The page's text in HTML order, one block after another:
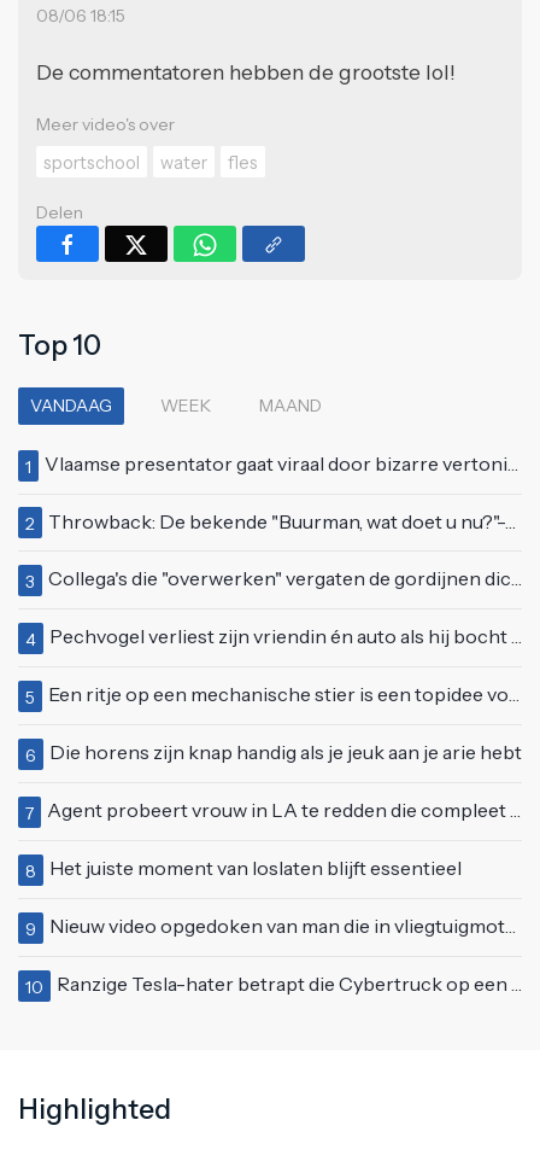
08/06 18:15
De commentatoren hebben de grootste lol!
Meer video's over
sportschool
water fles
Delen
Top 10
VANDAAG WEEK MAAND
1 Vlaamse presentator gaat viraal door bizarre vertoning op live televisie: "Helemaal stijf van de bloem"
2 Throwback: De bekende "Buurman, wat doet u nu?"-scène uit Flodder met Tatjana Šimić
3 Collega's die "overwerken" vergaten de gordijnen dicht te doen
4 Pechvogel verliest zijn vriendin én auto als hij bocht te scherp neemt
5 Een ritje op een mechanische stier is een topidee voor een eerste date
6 Die horens zijn knap handig als je jeuk aan je arie hebt
7 Agent probeert vrouw in LA te redden die compleet van het padje is
8 Het juiste moment van loslaten blijft essentieel
9 Nieuw video opgedoken van man die in vliegtuigmotor springt op vliegveld Milaan
10 Ranzige Tesla-hater betrapt die Cybertruck op een 'speciale bruine coating' trakteert
Highlighted